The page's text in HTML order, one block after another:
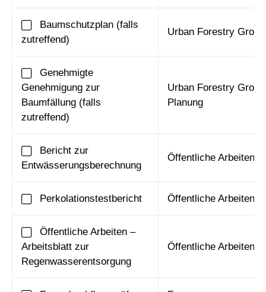
Baumschutzplan (falls
zutreffend)
Urban Forestry Group
Genehmigte
Genehmigung zur
Baumfällung (falls
zutreffend)
Urban Forestry
Planung
Bericht zur
Entwässerungsberechnung
Öffentliche Arbeiten
Perkolationstestbericht Öffentliche Arbeiten
Öffentliche Arbeiten –
Arbeitsblatt zur
Regenwasserentsorgung
Öffentliche Arbeiten